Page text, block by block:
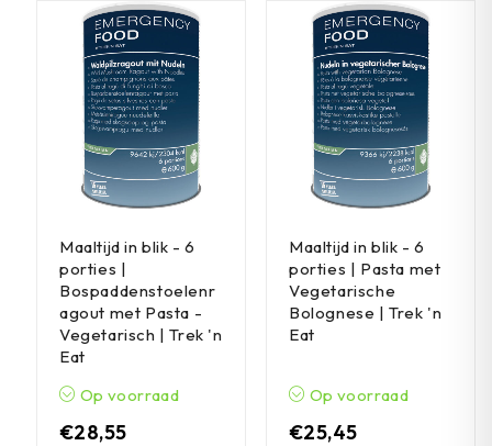
Maaltijd in blik - 6
porties |
Bospaddenstoelenr
agout met Pasta -
Vegetarisch | Trek 'n
Eat
Op voorraad
€28,55
Maaltijd in blik - 6
porties | Pasta met
Vegetarische
Bolognese | Trek 'n
Eat
Op voorraad
€25,45